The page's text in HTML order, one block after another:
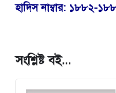
হাদিস নাম্বার: ১৮৮২-
সংশ্লিষ্ট বই...